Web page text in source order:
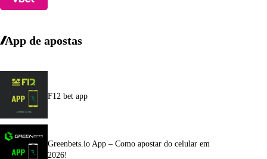
App de apostas
F12 bet app
Greenbets.io App – Como apostar do celular em
2026!